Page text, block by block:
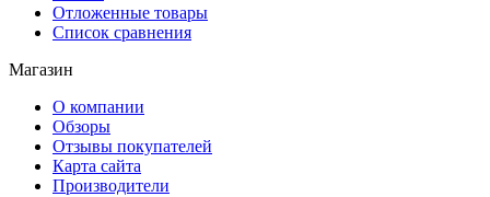
Отложенные товары
Список сравнения
Магазин
О компании
Обзоры
Отзывы покупателей
Карта сайта
Производители